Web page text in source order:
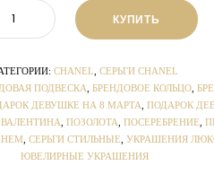
КУПИТЬ
CHANEL СЕРЬГИ CHANEL
ПОДВЕСКА БРЕНДОВОЕ КОЛЬЦО
ДЕВУШКЕ НА 8 МАРТА ПОДАРОК
ПОЗОЛОТА ПОСЕРЕБРЕНИЕ
СЕРЬГИ СТИЛЬНЫЕ УКРАШЕНИЯ
ЮВЕЛИРНЫЕ УКРАШЕНИЯ